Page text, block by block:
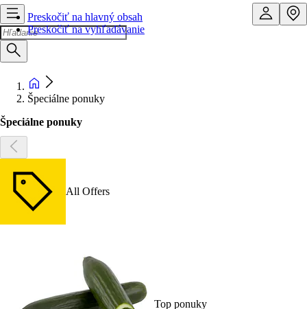
Preskočiť na hlavný obsah
Preskočiť na vyhľadávanie
Špeciálne ponuky
Špeciálne ponuky
All Offers
Top ponuky